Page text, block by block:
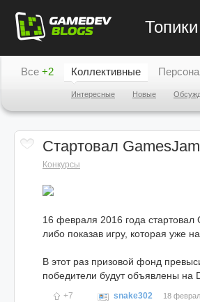
Топики
Все +2 Коллективные
Интересные Новые
Стартовал
Конкурсы
16 февраля 2016 года стартовал
либо показав игру, которая уже
В этот раз призовой фонд
победители будут объявлены на
+7 snake302 18